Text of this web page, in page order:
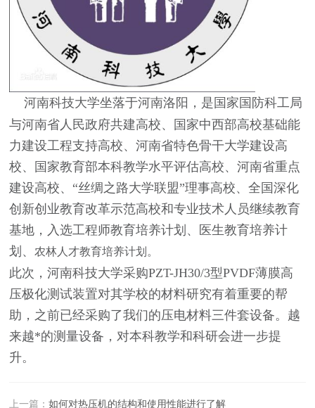
河南科技大学坐落于河南洛阳，是国家国防科工局
与河南省人民政府共建高校、国家中西部高校基础能
力建设工程支持高校、河南省特色骨干大学建设高
校、国家教育部本科教学水平评估高校、河南省重点
建设高校、“丝绸之路大学联盟”理事高校、全国深化
创新创业教育改革示范高校和专业技术人员继续教育
基地，入选工程师教育培养计划、医生教育培养计
划、农林人才教育培养计划。
此次，河南科技大学采购PZT-JH30/3型PVDF薄膜高
压极化测试装置对其学校的材料研究有着重要的帮
助，之前已经采购了我们的压电材料三件套设备。越
来越*的测量设备，对本科教学和科研会进一步提
升。
上一篇：如何对热压机的结构和使用性能进行了解